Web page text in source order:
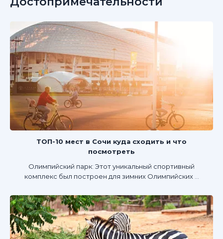
ТОП-10 мест в Сочи куда сходить и что
посмотреть
Олимпийский парк: Этот уникальный спортивный
комплекс был построен для зимних Олимпийских ...